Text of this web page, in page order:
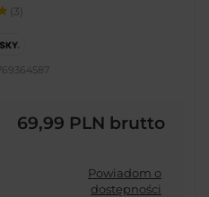
(3)
69,99 PLN brutto
Powiadom o
dostępności